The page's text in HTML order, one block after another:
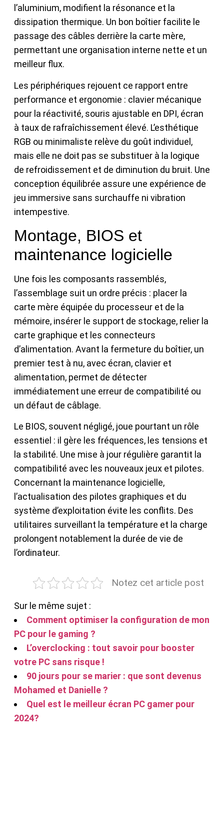
l’aluminium, modifient la résonance et la
dissipation thermique. Un bon boîtier facilite le
passage des câbles derrière la carte mère,
permettant une organisation interne nette et un
meilleur flux.
Les périphériques rejouent ce rapport entre
performance et ergonomie : clavier mécanique
pour la réactivité, souris ajustable en DPI, écran
à taux de rafraîchissement élevé. L’esthétique
RGB ou minimaliste relève du goût individuel,
mais elle ne doit pas se substituer à la logique
de refroidissement et de diminution du bruit. Une
conception équilibrée assure une expérience de
jeu immersive sans surchauffe ni vibration
intempestive.
Montage, BIOS et
maintenance logicielle
Une fois les composants rassemblés,
l’assemblage suit un ordre précis : placer la
carte mère équipée du processeur et de la
mémoire, insérer le support de stockage, relier la
carte graphique et les connecteurs
d’alimentation. Avant la fermeture du boîtier, un
premier test à nu, avec écran, clavier et
alimentation, permet de détecter
immédiatement une erreur de compatibilité ou
un défaut de câblage.
Le BIOS, souvent négligé, joue pourtant un rôle
essentiel : il gère les fréquences, les tensions et
la stabilité. Une mise à jour régulière garantit la
compatibilité avec les nouveaux jeux et pilotes.
Concernant la maintenance logicielle,
l’actualisation des pilotes graphiques et du
système d’exploitation évite les conflits. Des
utilitaires surveillant la température et la charge
prolongent notablement la durée de vie de
l’ordinateur.
Notez cet article post
Sur le même sujet :
Comment optimiser la configuration de mon
PC pour le gaming ?
L’overclocking : tout savoir pour booster
votre PC sans risque !
90 jours pour se marier : que sont devenus
Mohamed et Danielle ?
Quel est le meilleur écran PC gamer pour
2024?